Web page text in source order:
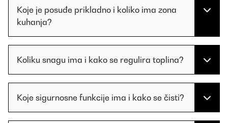
Koje je posuđe prikladno i koliko ima zona
kuhanja?
Koliku snagu ima i kako se regulira toplina?
Koje sigurnosne funkcije ima i kako se čisti?